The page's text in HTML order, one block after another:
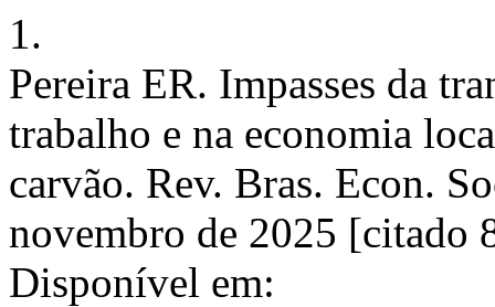
1.
Pereira ER. Impasses da
trabalho e na economia
carvão. Rev. Bras. Econ.
novembro de 2025 [citado
Disponível em: